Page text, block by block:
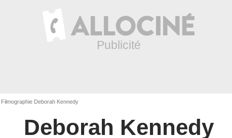
Filmographie Deborah Kennedy
Deborah Kennedy